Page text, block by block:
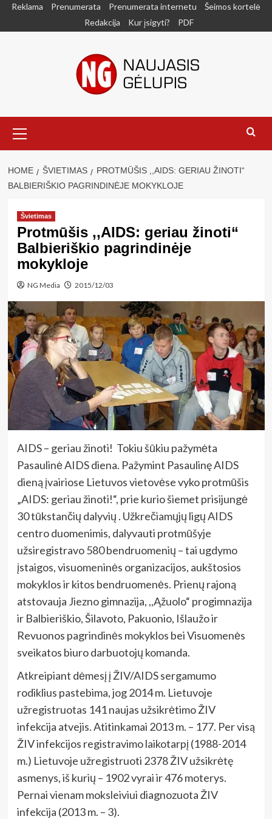
SkipReklama Prenumerata Prenumerata internetu
Šeimos kortelė
Redakcija
Kur įsigyti? PDF
Menu
HOME ŠVIETIMAS
PROTMŪŠIS ,,AIDS: GERIAU ŽINOTI“
BALBIERIŠKIO PAGRINDINĖJE MOKYKLOJE
Švietimas
Protmūšis ,,AIDS: geriau žinoti“
Balbieriškio pagrindinėje
mokykloje
NG Media 2015/12/03
AIDS – geriau žinoti! Tokiu šūkiu pažymėta
Pasaulinė AIDS diena. Pažymint Pasaulinę AIDS
dieną įvairiose Lietuvos vietovėse vyko protmūšis
„AIDS: geriau žinoti!“, prie kurio šiemet prisijungė
30 tūkstančių dalyvių . Užkrečiamųjų ligų AIDS
centro duomenimis, dalyvauti protmūšyje
užsiregistravo 580 bendruomenių – tai ugdymo
įstaigos, visuomeninės organizacijos, aukštosios
mokyklos ir kitos bendruomenės. Prienų rajoną
atstovauja Jiezno gimnazija, ,,Ąžuolo“ progimnazija
ir Balbieriškio, Šilavoto, Pakuonio, Išlaužo ir
Revuonos pagrindinės mokyklos bei Visuomenės
sveikatos biuro darbuotojų komanda.
Atkreipiant dėmesį į ŽIV/AIDS sergamumo
rodiklius pastebima, jog 2014 m. Lietuvoje
užregistruotas 141 naujas užsikrėtimo ŽIV
infekcija atvejis. Atitinkamai 2013 m. – 177. Per visą
ŽIV infekcijos registravimo laikotarpį (1988-2014
m.) Lietuvoje užregistruoti 2378 ŽIV užsikrėtę
asmenys, iš kurių – 1902 vyrai ir 476 moterys.
Pernai vienam moksleiviui diagnozuota ŽIV
infekcija (2013 m. – 3).